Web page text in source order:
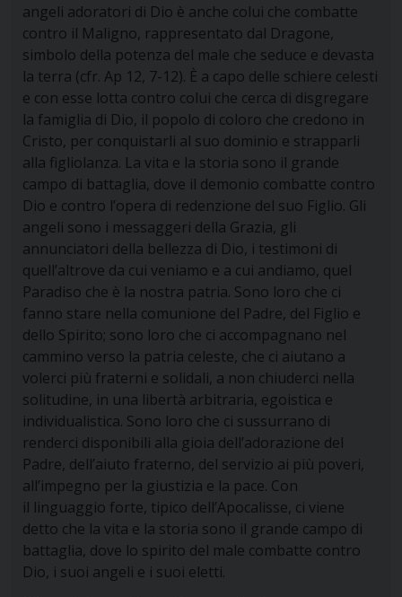
angeli adoratori di Dio è anche colui che combatte
contro il Maligno, rappresentato dal Dragone,
simbolo della potenza del male che seduce e devasta
la terra (cfr. Ap 12, 7-12). È a capo delle schiere celesti
e con esse lotta contro colui che cerca di disgregare
la famiglia di Dio, il popolo di coloro che credono in
Cristo, per conquistarli al suo dominio e strapparli
alla figliolanza. La vita e la storia sono il grande
campo di battaglia, dove il demonio combatte contro
Dio e contro l’opera di redenzione del suo Figlio. Gli
angeli sono i messaggeri della Grazia, gli
annunciatori della bellezza di Dio, i testimoni di
quell’altrove da cui veniamo e a cui andiamo, quel
Paradiso che è la nostra patria. Sono loro che ci
fanno stare nella comunione del Padre, del Figlio e
dello Spirito; sono loro che ci accompagnano nel
cammino verso la patria celeste, che ci aiutano a
volerci più fraterni e solidali, a non chiuderci nella
solitudine, in una libertà arbitraria, egoistica e
individualistica. Sono loro che ci sussurrano di
renderci disponibili alla gioia dell’adorazione del
Padre, dell’aiuto fraterno, del servizio ai più poveri,
all’impegno per la giustizia e la pace. Con
il linguaggio forte, tipico dell’Apocalisse, ci viene
detto che la vita e la storia sono il grande campo di
battaglia, dove lo spirito del male combatte contro
Dio, i suoi angeli e i suoi eletti.